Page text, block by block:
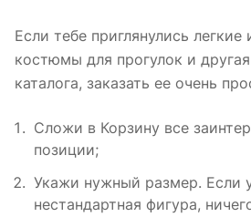
Если тебе приглянулись легкие
костюмы для прогулок и
каталога, заказать ее очень
Сложи в Корзину все
позиции;
Укажи нужный размер. Если
нестандартная фигура,